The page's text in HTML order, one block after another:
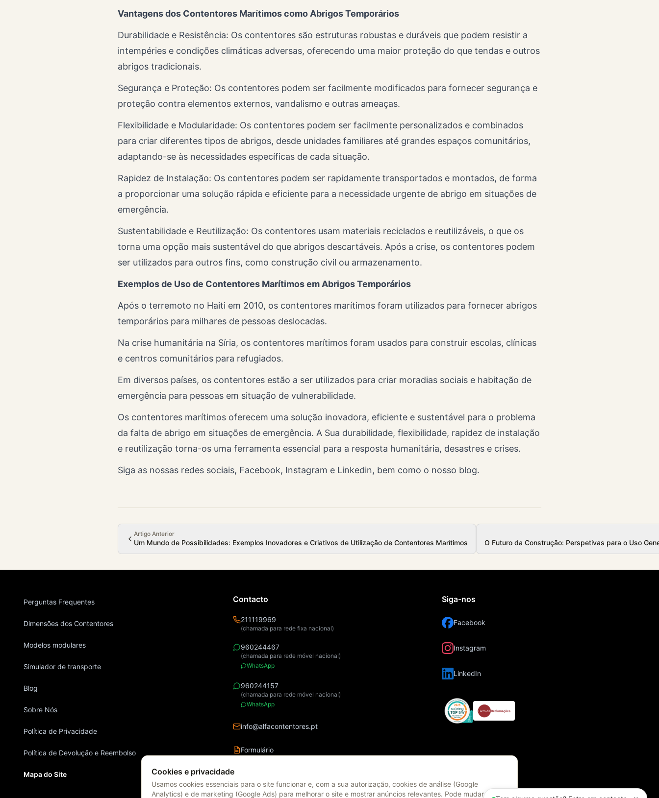
Vantagens dos Contentores Marítimos como Abrigos Temporários
Durabilidade e Resistência: Os contentores são estruturas robustas e duráveis que podem resistir a
intempéries e condições climáticas adversas, oferecendo uma maior proteção do que tendas e outros
abrigos tradicionais.
Segurança e Proteção: Os contentores podem ser facilmente modificados para fornecer segurança e
proteção contra elementos externos, vandalismo e outras ameaças.
Flexibilidade e Modularidade: Os contentores podem ser facilmente personalizados e combinados
para criar diferentes tipos de abrigos, desde unidades familiares até grandes espaços comunitários,
adaptando-se às necessidades específicas de cada situação.
Rapidez de Instalação: Os contentores podem ser rapidamente transportados e montados, de forma
a proporcionar uma solução rápida e eficiente para a necessidade urgente de abrigo em situações de
emergência.
Sustentabilidade e Reutilização: Os contentores usam materiais reciclados e reutilizáveis, o que os
torna uma opção mais sustentável do que abrigos descartáveis. Após a crise, os contentores podem
ser utilizados para outros fins, como construção civil ou armazenamento.
Exemplos de Uso de Contentores Marítimos em Abrigos Temporários
Após o terremoto no Haiti em 2010, os contentores marítimos foram utilizados para fornecer abrigos
temporários para milhares de pessoas deslocadas.
Na crise humanitária na Síria, os contentores marítimos foram usados para construir escolas, clínicas
e centros comunitários para refugiados.
Em diversos países, os contentores estão a ser utilizados para criar moradias sociais e habitação de
emergência para pessoas em situação de vulnerabilidade.
Os contentores marítimos oferecem uma solução inovadora, eficiente e sustentável para o problema
da falta de abrigo em situações de emergência. A Sua durabilidade, flexibilidade, rapidez de instalação
e reutilização torna-os uma ferramenta essencial para a resposta humanitária, desastres e crises.
Siga as nossas redes sociais, Facebook, Instagram e Linkedin, bem como o nosso blog.
Artigo Anterior
Um Mundo de Possibilidades: Exemplos Inovadores e Criativos de Utilização de Contentores Marítimos O Futuro da Construção: Perspetivas para o Uso
Perguntas Frequentes
Dimensões dos Contentores
Modelos modulares
Simulador de transporte
Blog
Sobre Nós
Política de Privacidade
Política de Devolução e Reembolso
Mapa do Site
Contacto
211119969
(chamada para rede fixa nacional)
960244467
(chamada para rede móvel nacional)
WhatsApp
960244157
(chamada para rede móvel nacional)
WhatsApp
info@alfacontentores.pt
Formulário
Siga-nos
Facebook
Instagram
LinkedIn
Cookies e privacidade
Usamos cookies essenciais para o site funcionar e, com a sua autorização, cookies de análise (Google
Analytics) e de marketing (Google Ads) para melhorar o site e mostrar anúncios relevantes. Pode mudar a